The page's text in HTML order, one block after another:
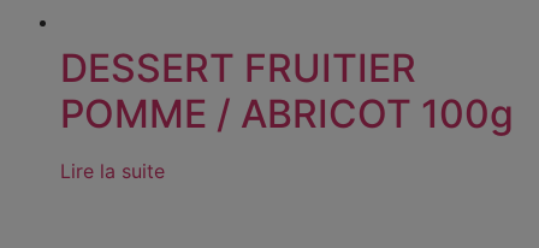
DESSERT FRUITIER
POMME / ABRICOT 100g
Lire la suite